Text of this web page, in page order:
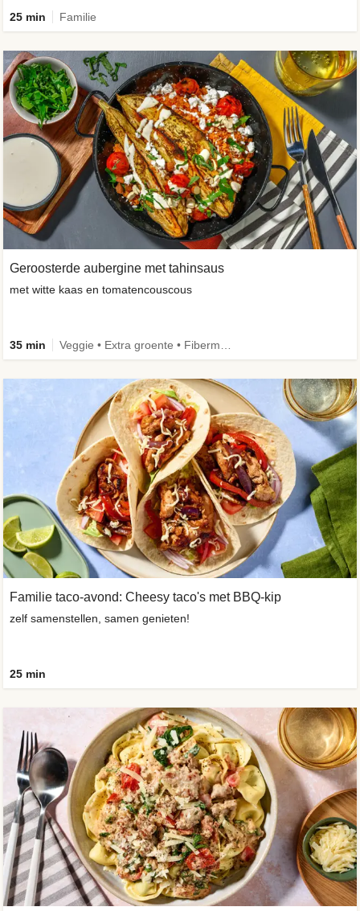
25 min Familie
Geroosterde aubergine met tahinsaus
met witte kaas en tomatencouscous
35 min
Familie taco-avond: Cheesy taco's met BBQ-kip
zelf samenstellen, samen genieten!
25 min